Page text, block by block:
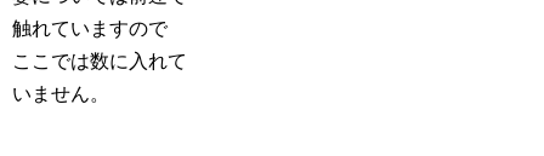
触れていますので
ここでは数に入れて
いません。